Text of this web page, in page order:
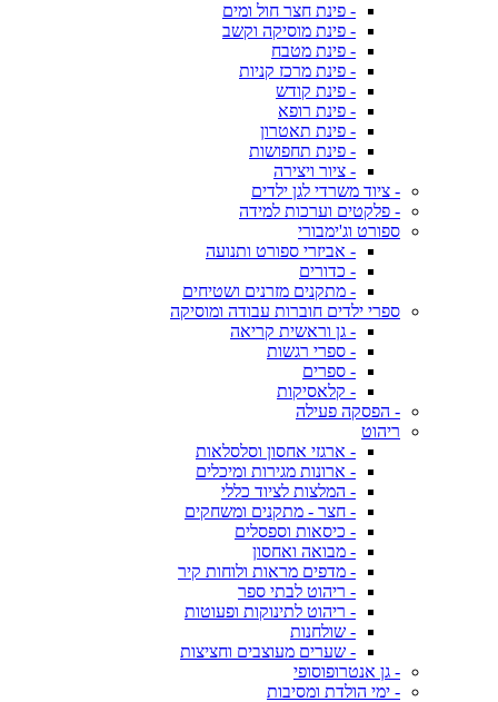
- פינת חצר חול ומים
- פינת מוסיקה וקשב
- פינת מטבח
- פינת מרכז קניות
- פינת קודש
- פינת רופא
- פינת תאטרון
- פינת תחפושות
- ציור ויצירה
- ציוד משרדי לגן ילדים
- פלקטים וערכות למידה
ספורט וג'ימבורי
- אביזרי ספורט ותנועה
- כדורים
- מתקנים מזרנים ושטיחים
ספרי ילדים חוברות עבודה ומוסיקה
- גן וראשית קריאה
- ספרי רגשות
- ספרים
- קלאסיקות
- הפסקה פעילה
ריהוט
- ארגזי אחסון וסלסלאות
- ארונות מגירות ומיכלים
- המלצות לציוד כללי
- חצר - מתקנים ומשחקים
- כיסאות וספסלים
- מבואה ואחסון
- מדפים מראות ולוחות קיר
- ריהוט לבתי ספר
- ריהוט לתינוקות ופעוטות
- שולחנות
- שערים מעוצבים וחציצות
- גן אנטרופוסופי
- ימי הולדת ומסיבות